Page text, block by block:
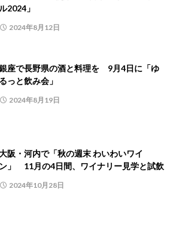
ル2024」
2024年8月12日
座で長野県の酒と料理を 9月4日に「ゆ
るっと飲み会」
2024年8月19日
阪・河内で「秋の週末 わいわいワイ
ン」 11月の4日間、ワイナリー見学と試飲
2024年10月28日